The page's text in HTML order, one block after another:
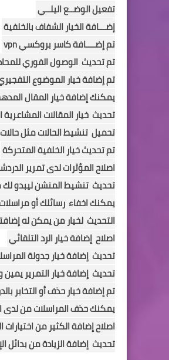
تفعيل الوضــع اليلــي
إضـــافة الخيار الشفاف بالخلفية
تم إضــــافة كاسر بروكسي vpn
تم تحديث الوصول الفوري
تم إضافة خيار الموضوع
يمكنك إضافة خيار المقال
تحديث خيار المقالات المشاعرية
تحميل تنشيط الحالات مثل حالات
تم تحديث خيار الخلفية المتحركة
اصلاح المؤثرات لدى تمرير
تحديث تنشيط المنشن ليبدو
يمكنك اخفاء رسائلك أو
التحديث لخيار من يمكن له
اصلاح إضافة خيار الرد التلقائي
تحديث إضافة خيار جدولة
تحديث إضافة خيار التمرير يمين
تم إضافة خيار حذف أو التخابر
يمكنك حذف المراسلات من لدى
اصلاح إضافة الكثير من اختيارات
تحديث إضافة الزيادة من بدائل